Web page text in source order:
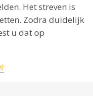
Het streven is
Zodra duidelijk
u dat op